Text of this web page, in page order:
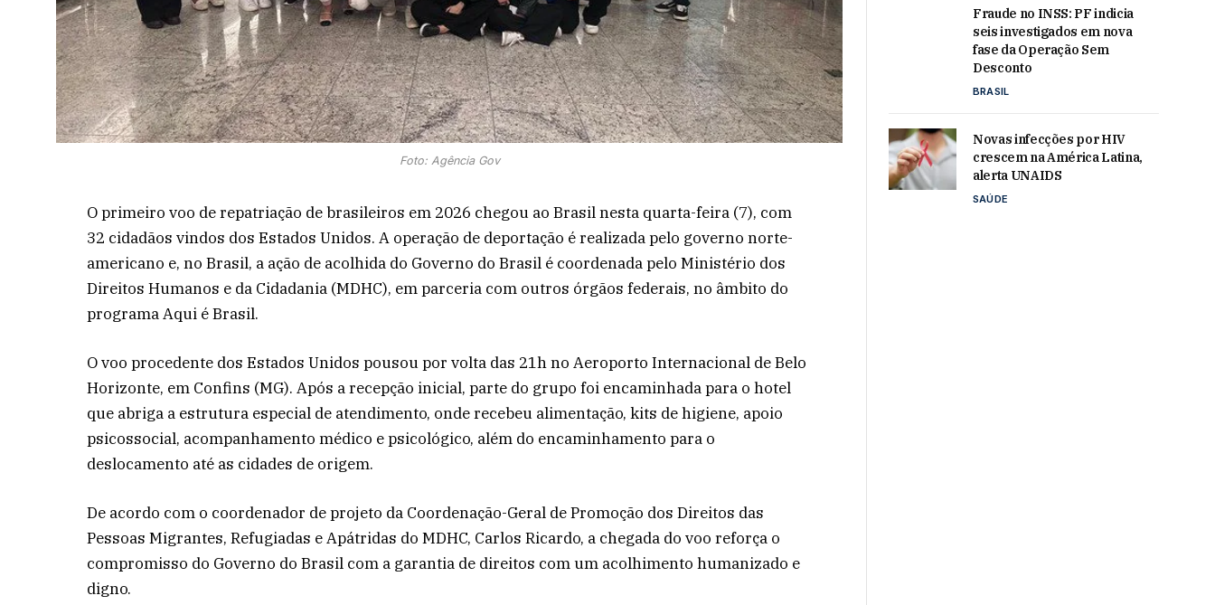
Foto: Agência Gov
O primeiro voo de repatriação de brasileiros em 2026 chegou ao Brasil nesta quarta-feira (7), com
32 cidadãos vindos dos Estados Unidos. A operação de deportação é realizada pelo governo norte-
americano e, no Brasil, a ação de acolhida do Governo do Brasil é coordenada pelo Ministério dos
Direitos Humanos e da Cidadania (MDHC), em parceria com outros órgãos federais, no âmbito do
programa Aqui é Brasil.
O voo procedente dos Estados Unidos pousou por volta das 21h no Aeroporto Internacional de Belo
Horizonte, em Confins (MG). Após a recepção inicial, parte do grupo foi encaminhada para o hotel
que abriga a estrutura especial de atendimento, onde recebeu alimentação, kits de higiene, apoio
psicossocial, acompanhamento médico e psicológico, além do encaminhamento para o
deslocamento até as cidades de origem.
De acordo com o coordenador de projeto da Coordenação-Geral de Promoção dos Direitos das
Pessoas Migrantes, Refugiadas e Apátridas do MDHC, Carlos Ricardo, a chegada do voo reforça o
compromisso do Governo do Brasil com a garantia de direitos com um acolhimento humanizado e
digno.
Fraude no INSS: PF indicia
seis investigados em nova
fase da Operação Sem
Desconto
BRASIL
Novas infecções por HIV
crescem na América Latina,
alerta UNAIDS
SAÚDE